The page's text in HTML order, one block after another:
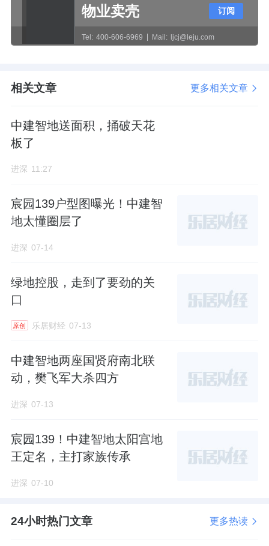
述承诺内容、规划许可证、消防审核文件、面
积测绘报告等关键信息长期公示，接受购房人
其中地上建面约4.47万㎡，容积率1.4。
规划10栋6-11F洋房，共366户，层高3米+。
140㎡以上大户型占比也有将近四成。
这款远郊大平层，售价上预计也能在怀柔有所
楼栋排布
10栋均为正南正北朝向，面宽资源较好，能有
1-7#三行排列，8-10#沿西侧红线点状布局。
四周楼栋都紧贴用地红线，最大可能留足楼间
正门在小区东南侧，做了飞檐翘角的中式大
门，向内连接一栋配套楼。
因为社区体量有限，并没有设置下沉庭院。
物业卖壳
Tel: 400-606-6969 Mail: ljcj@leju.com
订阅
相关文章 更多相关文章
中建智地送面积，捅破天花
板了
进深 11:27
宸园139户型图曝光！中建智
地太懂圈层了
进深 07-14
绿地控股，走到了要劲的关
口
原创 乐居财经 07-13
中建智地两座国贤府南北联
动，樊飞军大杀四方
进深 07-13
宸园139！中建智地太阳宫地
王定名，主打家族传承
进深 07-10
24小时热门文章 更多热读